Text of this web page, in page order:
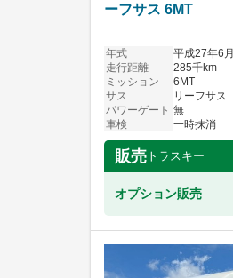
ーフサス 6MT
年式
平成27年6月
走行距離
285千km
ミッション
6MT
サス
リーフサス
パワーゲート 無
車検
一時抹消
販売 トラスキー
オプション販売